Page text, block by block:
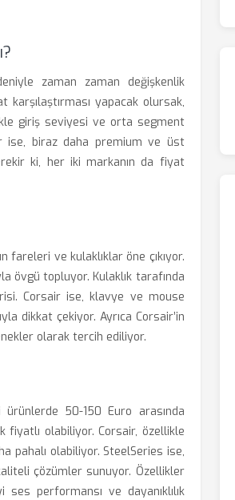
zaman zaman değişkenlik
yapacak olursak,
giriş seviyesi ve orta segment
ise, biraz daha premium ve üst
ki, her iki markanın da fiyat
fareleri ve kulaklıklar öne çıkıyor.
övgü topluyor. Kulaklık tarafında
Corsair ise, klavye ve mouse
dikkat çekiyor. Ayrıca Corsair’in
olarak tercih ediliyor.
50-150 Euro arasında
fiyatlı olabiliyor. Corsair, özellikle
pahalı olabiliyor. SteelSeries ise,
çözümler sunuyor. Özellikler
performansı ve dayanıklılık